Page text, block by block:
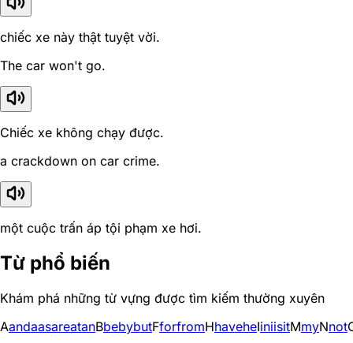
chiếc xe này thật tuyệt vời.
The car won't go.
Chiếc xe không chạy được.
a crackdown on car crime.
một cuộc trấn áp tội phạm xe hơi.
Từ phổ biến
Khám phá những từ vựng được tìm kiếm thường xuyên
AandaasareatanBbebybutFforfromHhaveheIiniisitMmyNnot